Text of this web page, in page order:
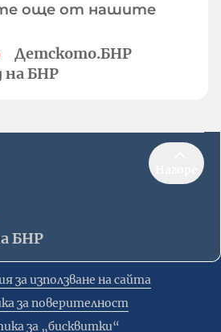
още от нашите
Детското.БНР
на БНР
БНР
за използване на сайта
за поверителност
за „бисквитки“